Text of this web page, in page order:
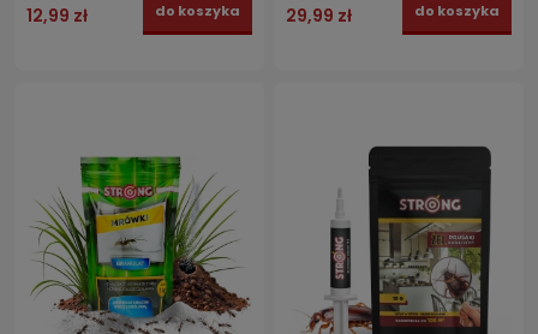
12,99 zł do koszyka 29,99 zł do koszyka